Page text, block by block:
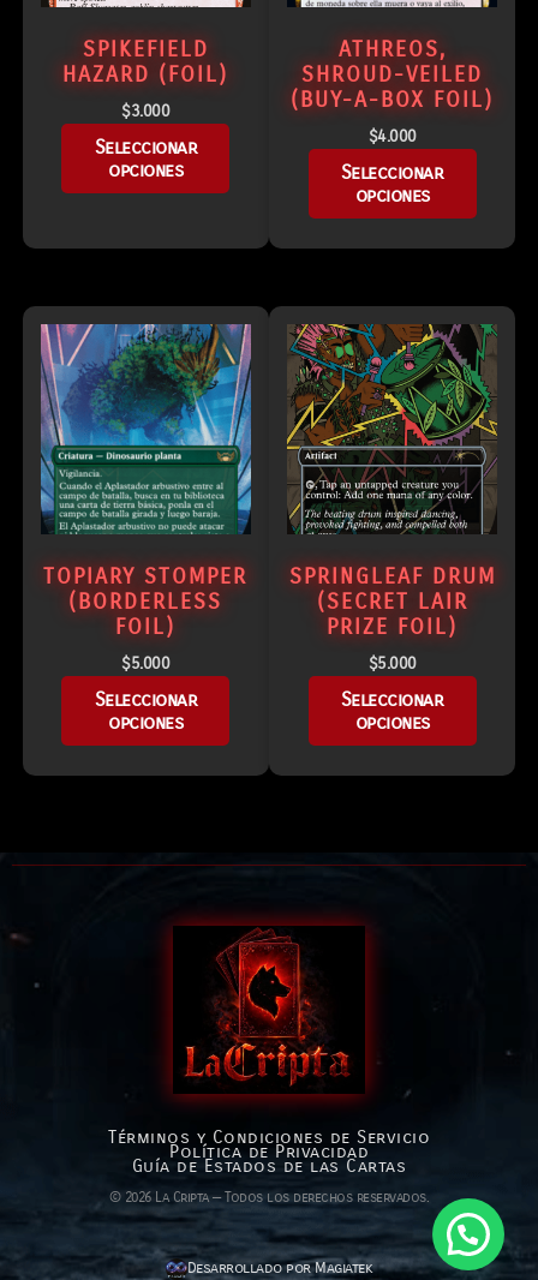
SPIKEFIELD
HAZARD (FOIL)
$3.000
Seleccionar
opciones
ATHREOS,
SHROUD-VEILED
(BUY-A-BOX FOIL)
$4.000
Seleccionar
opciones
TOPIARY STOMPER
(BORDERLESS
FOIL)
$5.000
Seleccionar
opciones
SPRINGLEAF DRUM
(SECRET LAIR
PRIZE FOIL)
$5.000
Seleccionar
opciones
Términos y Condiciones de Servicio
Política de Privacidad
Guía de Estados de las Cartas
© 2026 La Cripta — Todos los derechos reservados.
Desarrollado por Magiatek